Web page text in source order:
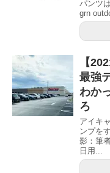
パンツ
grn
【
最強
わか
ろ
アイキ
ンプを
影：筆
日用...